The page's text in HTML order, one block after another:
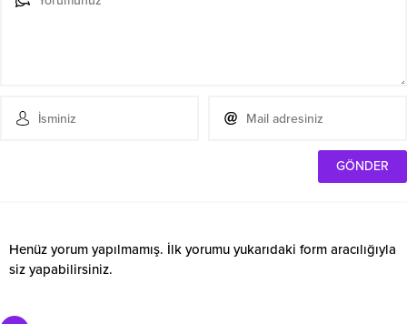
Henüz yorum yapılmamış. İlk yorumu yukarıdaki form aracılığıyla
siz yapabilirsiniz.